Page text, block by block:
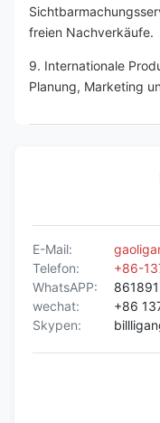
freien Nachverkäufe.
9. Internationale
Planung, Marketing
E-Mail:
Telefon:
+86-
WhatsAPP:
wechat:
+86
Skypen: